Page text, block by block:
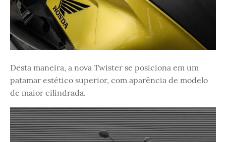
Desta maneira, a nova Twister se posiciona em um
patamar estético superior, com aparência de modelo
de maior cilindrada.